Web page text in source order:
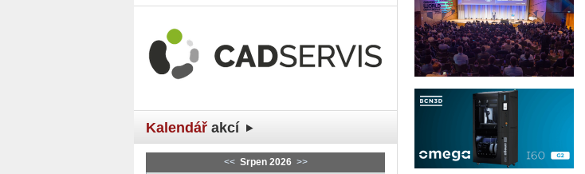
Kalendář akcí
<< Srpen 2026 >>